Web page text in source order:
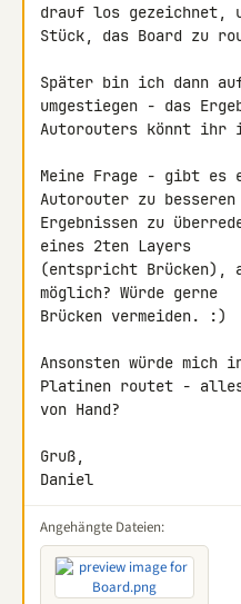
drauf los gezeichnet,
Stück, das Board zu
Später bin ich dann
umgestiegen - das
Autorouters könnt ihr
Meine Frage - gibt es
Autorouter zu besseren
Ergebnissen zu
eines 2ten Layers
(entspricht Brücken),
möglich? Würde gerne
Brücken vermeiden. :)
Ansonsten würde
Platinen routet -
von Hand?
Gruß,
Daniel
Angehängte Dateien: